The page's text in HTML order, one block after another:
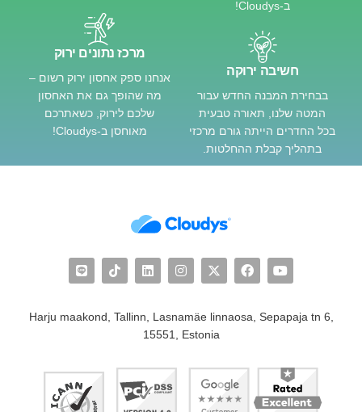
ב-Cloudys!
חשיבה ירוקה
בבחירת המבנה החדש עבור
המטה שלנו, תאורה טבעית
בכל החדרים הייתה גורם מרכזי
בתהליך קבלת ההחלטות.
מרכז נתונים ירוק
אנחנו ספק אחסון ירוק רשום –
מה שהופך גם את האחסון
שלכם לירוק, כשאתרכם
מאוחסן ב-Cloudys!
Harju maakond, Tallinn, Lasnamäe linnaosa, Sepapaja tn 6,
15551, Estonia